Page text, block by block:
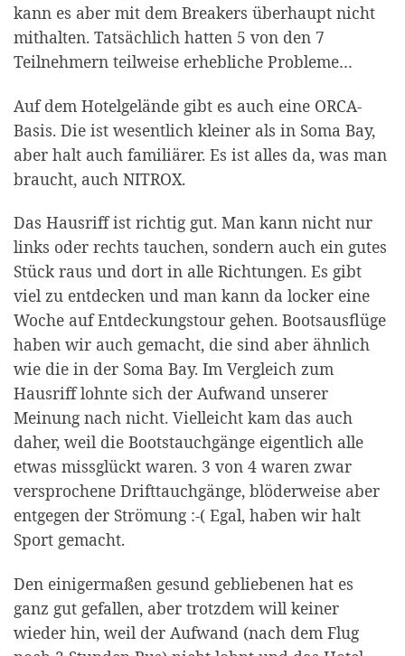
kann es aber mit dem Breakers überhaupt nicht
mithalten. Tatsächlich hatten 5 von den 7
Teilnehmern teilweise erhebliche Probleme…
Auf dem Hotelgelände gibt es auch eine ORCA-
Basis. Die ist wesentlich kleiner als in Soma Bay,
aber halt auch familiärer. Es ist alles da, was man
braucht, auch NITROX.
Das Hausriff ist richtig gut. Man kann nicht nur
links oder rechts tauchen, sondern auch ein gutes
Stück raus und dort in alle Richtungen. Es gibt
viel zu entdecken und man kann da locker eine
Woche auf Entdeckungstour gehen. Bootsausflüge
haben wir auch gemacht, die sind aber ähnlich
wie die in der Soma Bay. Im Vergleich zum
Hausriff lohnte sich der Aufwand unserer
Meinung nach nicht. Vielleicht kam das auch
daher, weil die Bootstauchgänge eigentlich alle
etwas missglückt waren. 3 von 4 waren zwar
versprochene Drifttauchgänge, blöderweise aber
entgegen der Strömung :-( Egal, haben wir halt
Sport gemacht.
Den einigermaßen gesund gebliebenen hat es
ganz gut gefallen, aber trotzdem will keiner
wieder hin, weil der Aufwand (nach dem Flug